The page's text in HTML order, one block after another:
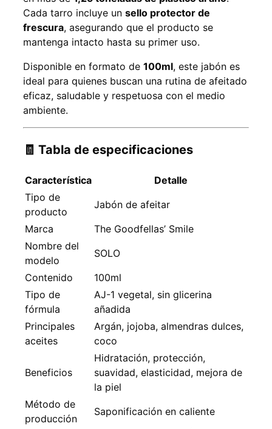
Cada tarro incluye un sello protector de
frescura, asegurando que el producto se
mantenga intacto hasta su primer uso.
Disponible en formato de 100ml, este jabón es
ideal para quienes buscan una rutina de afeitado
eficaz, saludable y respetuosa con el medio
ambiente.
🧾 Tabla de especificaciones
Característica
Detalle
Tipo de
producto
Jabón de afeitar
Marca
The Goodfellas’ Smile
Nombre del
modelo
SOLO
Contenido
100ml
Tipo de
fórmula
AJ-1 vegetal, sin glicerina
añadida
Principales
aceites
Argán, jojoba, almendras dulces,
coco
Beneficios
Hidratación, protección,
suavidad, elasticidad, mejora de
la piel
Método de
producción
Saponificación en caliente